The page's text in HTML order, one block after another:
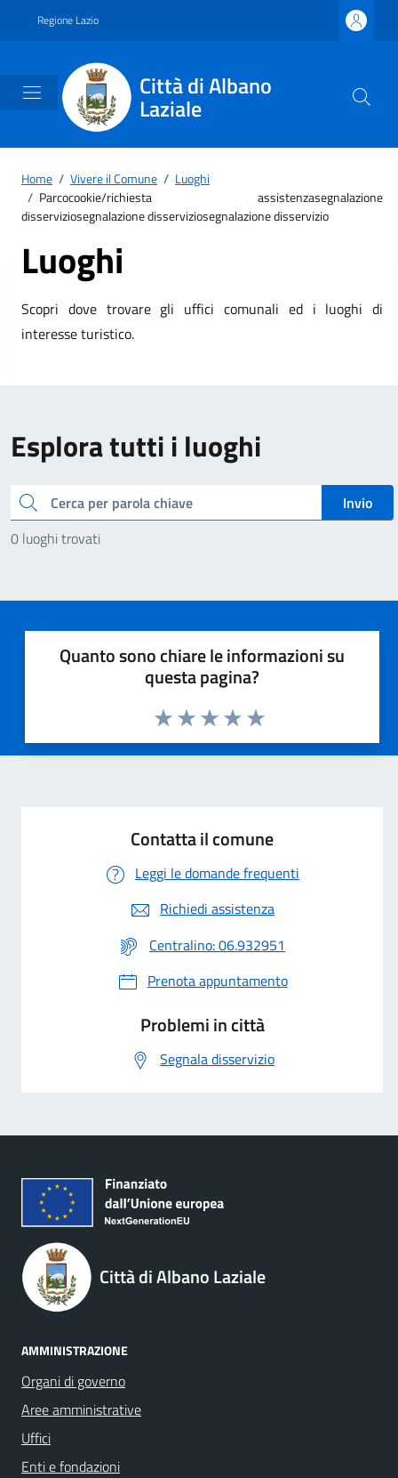
Regione Lazio
Città di Albano
Laziale
Home / Vivere il Comune / Luoghi
/ Parcocookie/richiesta assistenzasegnalazione
disserviziosegnalazione disserviziosegnalazione disservizio
Luoghi
Scopri dove trovare gli uffici comunali ed i luoghi di
interesse turistico.
Esplora tutti i luoghi
Cerca
Invio
0 luoghi trovati
Quanto sono chiare le informazioni su
questa pagina?
Valuta 5 stelle su 5
Valuta 4 stelle su 5
Valuta 3 stelle su 5
Valuta 2 stelle su 5
Valuta 1 stelle su 5
Contatta il comune
Leggi le domande frequenti
Richiedi assistenza
Centralino: 06.932951
Prenota appuntamento
Problemi in città
Segnala disservizio
Città di Albano Laziale
AMMINISTRAZIONE
Organi di governo
Aree amministrative
Uffici
Enti e fondazioni